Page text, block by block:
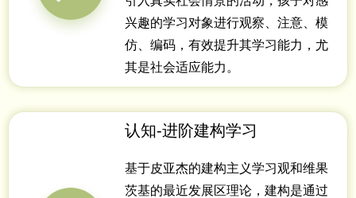
兴趣的学习对象进行观察、注意、模
仿、编码，有效提升其学习能力，尤
其是社会适应能力。
认知-进阶建构学习
基于皮亚杰的建构主义学习观和维果
茨基的最近发展区理论，建构是通过